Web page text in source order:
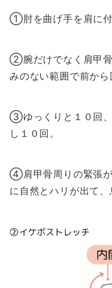
①肘を曲げ手を肩に付
②腕だけでなく肩甲
みのない範囲で前から
③ゆっくりと１０回
し１０回。
④肩甲骨周りの緊張
に自然とハリが出て、